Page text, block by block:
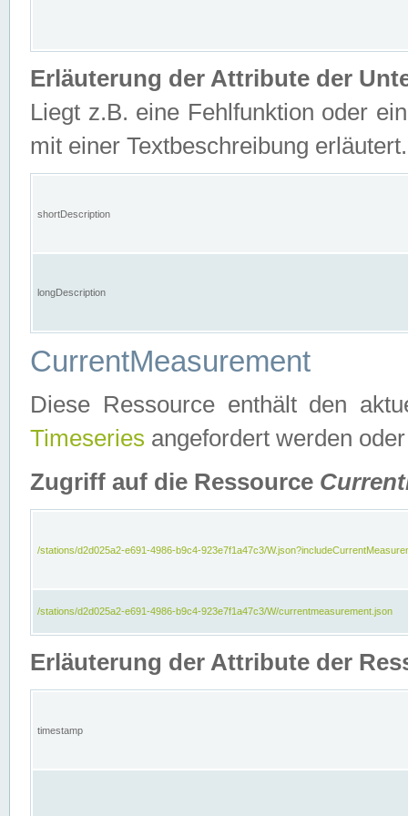
Erläuterung der Attribute der
Liegt z.B. eine Fehlfunktion oder
mit einer Textbeschreibung erläutert.
shortDescription
longDescription
CurrentMeasurement
Diese Ressource enthält den
Timeseries angefordert werden
Zugriff auf die Ressource
/stations/d2d025a2-e691-4986-b9c4-923e7f1a47c3/
/stations/d2d025a2-e691-4986-b9c4-923e7f1a47c3/W/currentmeasurement.json
Erläuterung der Attribute der
timestamp